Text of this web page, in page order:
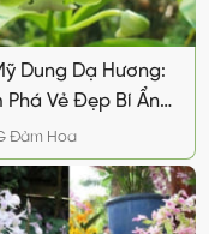
Dung Dạ Hương:
Phá Vẻ Đẹp Bí Ẩn
Rũ
Đàm Hoa